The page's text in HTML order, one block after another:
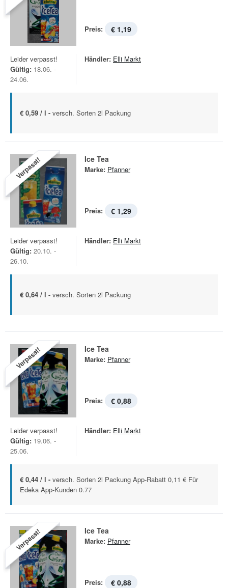
Preis: € 1,19
Leider verpasst!
Gültig: 18.06. -
24.06.
Händler: Elli Markt
€ 0,59 / l - versch. Sorten 2l Packung
Verpasst! Ice Tea
Marke: Pfanner
Preis: € 1,29
Leider verpasst!
Gültig: 20.10. -
26.10.
Händler: Elli Markt
€ 0,64 / l - versch. Sorten 2l Packung
Verpasst! Ice Tea
Marke: Pfanner
Preis: € 0,88
Leider verpasst!
Gültig: 19.06. -
25.06.
Händler: Elli Markt
€ 0,44 / l - versch. Sorten 2l Packung App-Rabatt 0,11 € Für
Edeka App-Kunden 0.77
Verpasst! Ice Tea
Marke: Pfanner
Preis: € 0,88